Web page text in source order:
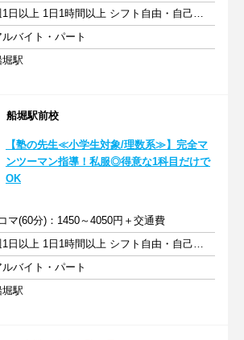
週1日以上 1日1時間以上 シフト自由・自己申告
ルバイト・パート
堀駅
船堀駅前校
【塾の先生≪小学生対象/理数系≫】完全マ
ンツーマン指導！私服◎得意な1科目だけで
OK
マ(60分)：1450～4050円＋交通費
週1日以上 1日1時間以上 シフト自由・自己申告
ルバイト・パート
堀駅